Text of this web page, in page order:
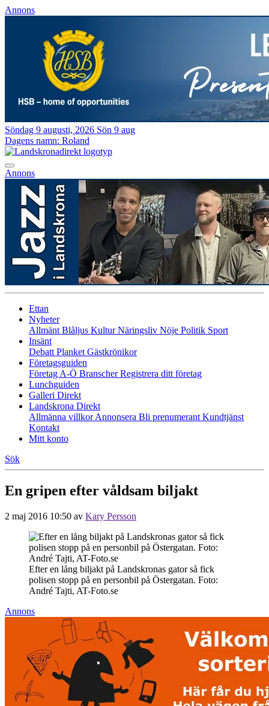
Annons
Söndag 9 augusti, 2026 Sön 9 aug
Dagens namn: Roland
Annons
Ettan
Nyheter
Allmänt Blåljus KulturNäringsliv Nöje Politik Sport
Insänt
Debatt Planket Gästkrönikor
Företagsguiden
Företag A-Ö BranscherRegistrera ditt företag
Lunchguiden
Galleri Direkt
Landskrona Direkt
Allmänna villkorAnnonsera Bli prenumerant Kundtjänst
Kontakt
Mitt konto
Sök
En gripen efter våldsam biljakt
2 maj 2016 10:50 av Kary Persson
Efter en lång biljakt på Landskronas gator så fick
polisen stopp på en personbil på Östergatan. Foto:
André Tajti, AT-Foto.se
Annons